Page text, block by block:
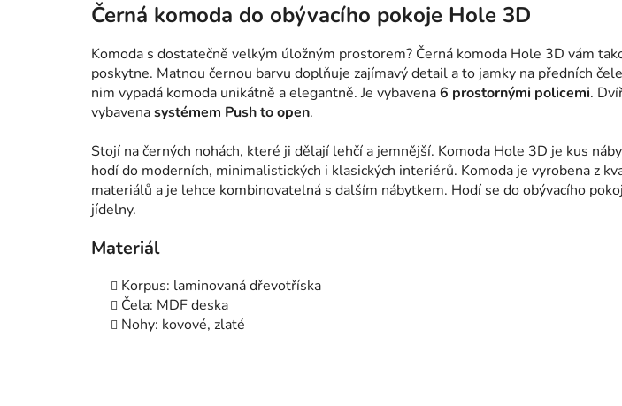
Černá komoda do obývacího pokoje Hole 3D
Komoda s dostatečně velkým úložným prostorem? Černá komoda Hole 3D vám
poskytne. Matnou černou barvu doplňuje zajímavý detail a to jamky na předních
nim vypadá komoda unikátně a elegantně. Je vybavena6 prostornými policemi.
vybavenasystémem Push to open.
Stojí na černých nohách, které ji dělají lehčí a jemnější. Komoda Hole 3D je kus
hodí do moderních, minimalistických i klasických interiérů. Komoda je vyrobena z
materiálů a je lehce kombinovatelná s dalším nábytkem. Hodí se do obývacího
jídelny.
Materiál
Korpus: laminovaná dřevotříska
Čela: MDF deska
Nohy: kovové, zlaté